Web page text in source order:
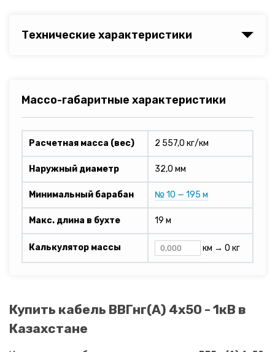
Технические характеристики
Массо-габаритные характеристики
Расчетная масса (вес) 2 557,0 кг/км
Наружный диаметр 32,0 мм
Минимальный барабан № 10 — 195 м
Макс. длина в бухте 19 м
Калькулятор массы км → 0 кг
Купить кабель ВВГнг(A) 4х50 - 1кВ в
Казахстане